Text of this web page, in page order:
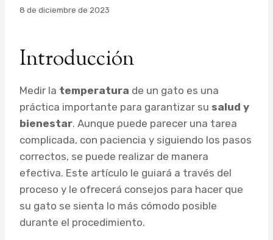
Por
8 de diciembre de 2023
Introducción
Medir la temperatura de un gato es una
práctica importante para garantizar su salud y
bienestar. Aunque puede parecer una tarea
complicada, con paciencia y siguiendo los pasos
correctos, se puede realizar de manera
efectiva. Este artículo le guiará a través del
proceso y le ofrecerá consejos para hacer que
su gato se sienta lo más cómodo posible
durante el procedimiento.